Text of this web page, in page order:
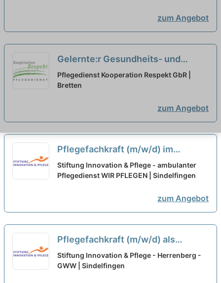
zum Angebot
Gelernte:r Gesundheits- und
Krankenpfleger:in in Teilzeit (20h)
(m/w/d) – Wir suchen Zuwachs in
Pflegedienst Kooperation Respekt GbR |
Bretten
zum Angebot
Pflegefachkraft (m/w/d) im
Nachtdienst für die Region
Nagold/Herrenberg - Hier kannst
Stiftung Innovation & Pflege - ambulanter
Pflegedienst WIR PFLEGEN | Sindelfingen
zum Angebot
Pflegefachkraft (m/w/d) als
Nachtwache für die Versorgung
von Menschen mit Behinderung -
Stiftung Innovation & Pflege - Herrenberg -
GWW | Sindelfingen